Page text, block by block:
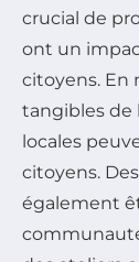
crucial de
ont un
citoyens. En
tangibles de
locales
citoyens.
également